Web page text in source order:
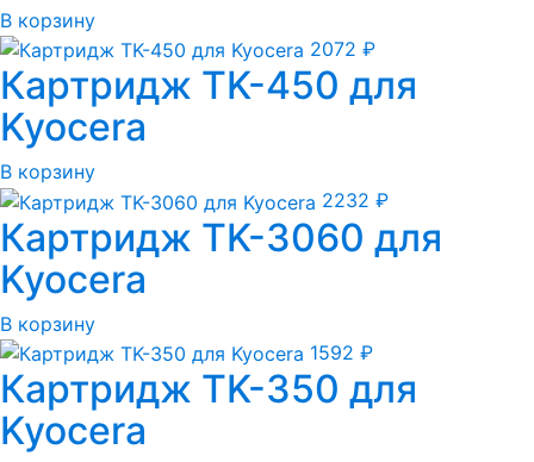
В корзину
2072 ₽
Картридж TK-450 для
Kyocera
В корзину
2232 ₽
Картридж TK-3060 для
Kyocera
В корзину
1592 ₽
Картридж TK-350 для
Kyocera